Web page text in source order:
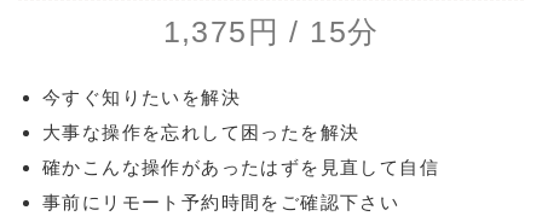
1,375円 / 15分
今すぐ知りたいを解決
大事な操作を忘れして困ったを解決
確かこんな操作があったはずを見直して自信
事前にリモート予約時間をご確認下さい